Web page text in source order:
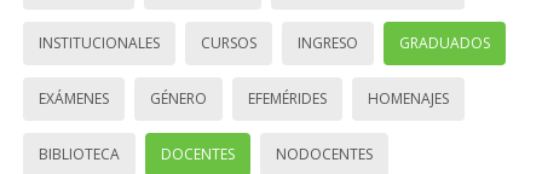
INSTITUCIONALES CURSOS INGRESO GRADUADOS
EXÁMENES GÉNERO EFEMÉRIDES HOMENAJES
BIBLIOTECA DOCENTES NODOCENTES